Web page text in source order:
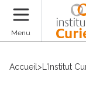
Menu
Accueil > L'Institut